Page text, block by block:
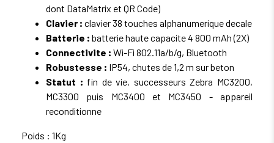
dont DataMatrix et QR Code)
Clavier : clavier 38 touches alphanumerique decale
Batterie : batterie haute capacite 4 800 mAh (2X)
Connectivite : Wi-Fi 802.11a/b/g, Bluetooth
Robustesse : IP54, chutes de 1,2 m sur beton
Statut : fin de vie, successeurs Zebra MC3200,
MC3300 puis MC3400 et MC3450 - appareil
reconditionne
Poids : 1Kg